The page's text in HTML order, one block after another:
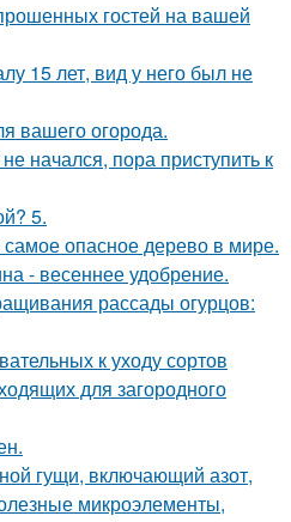
гостей на вашей
15 лет, вид у него был не
вашего огорода.
начался, пора приступить к
5.
опасное дерево в мире.
- весеннее удобрение.
рассады огурцов:
к уходу сортов
для загородного
гущи, включающий азот,
микроэлементы,